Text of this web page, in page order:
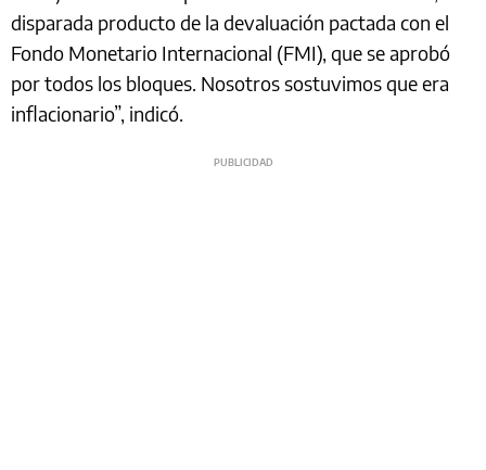
disparada producto de la devaluación pactada con el
Fondo Monetario Internacional (FMI), que se aprobó
por todos los bloques. Nosotros sostuvimos que era
inflacionario”, indicó.